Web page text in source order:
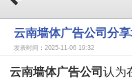
云南墙体广告公司分
发表时间：2025-11-06 19:32
云南墙体广告公司 认为